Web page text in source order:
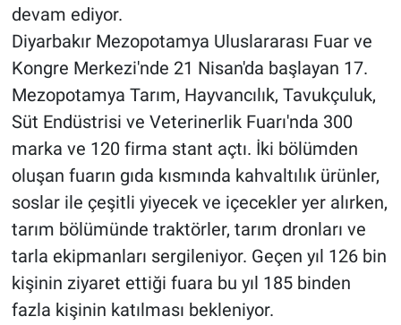
devam ediyor.
Diyarbakır Mezopotamya Uluslararası Fuar ve
Kongre Merkezi'nde 21 Nisan'da başlayan 17.
Mezopotamya Tarım, Hayvancılık, Tavukçuluk,
Süt Endüstrisi ve Veterinerlik Fuarı'nda 300
marka ve 120 firma stant açtı. İki bölümden
oluşan fuarın gıda kısmında kahvaltılık ürünler,
soslar ile çeşitli yiyecek ve içecekler yer alırken,
tarım bölümünde traktörler, tarım dronları ve
tarla ekipmanları sergileniyor. Geçen yıl 126 bin
kişinin ziyaret ettiği fuara bu yıl 185 binden
fazla kişinin katılması bekleniyor.